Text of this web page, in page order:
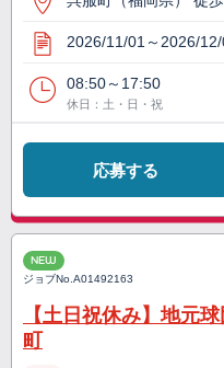
2026/11/01～2026/
08:50～17:50
休日：土・日・祝
応募する
NEW
ジョブNo.A01492163
【土日祝休み】地元
町